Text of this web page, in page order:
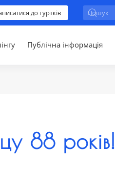
до гуртків
Публічна інформація
88 років!